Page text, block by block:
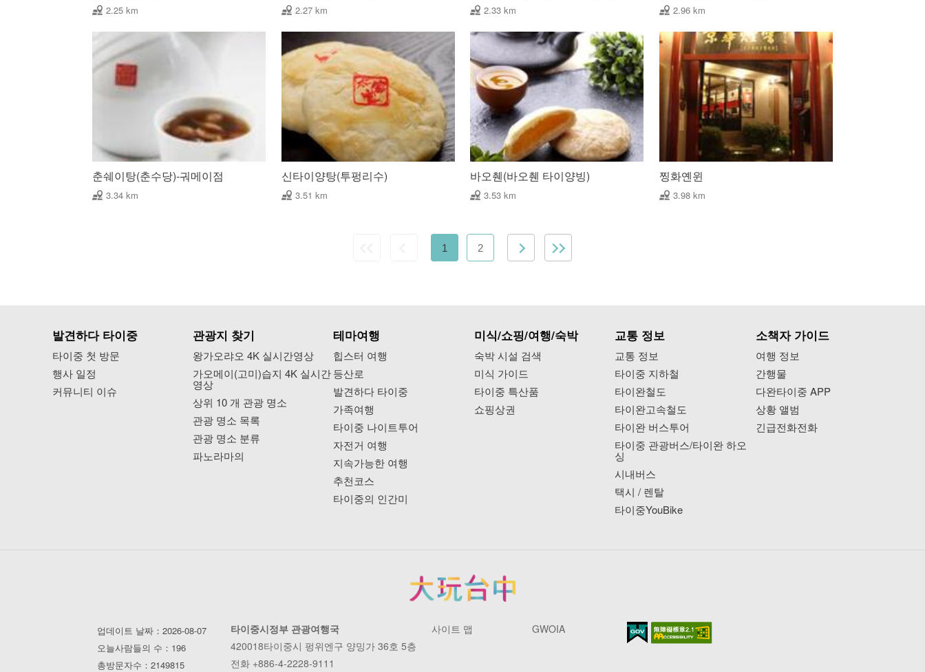
2.25 km 2.27 km 2.33 km 2.96 km
춘쉐이탕(춘수당)-궈메이점
3.34 km
신타이양탕(투펑리수)
3.51 km
바오췐(바오췐 타이양빙)
3.53 km
찡화옌윈
3.98 km
1 2
발견하다 타이중
타이중 첫 방문
행사 일정
커뮤니티 이슈
관광지 찾기
왕가오랴오 4K 실시간영상
가오메이(고미)습지 4K 실시간
영상
상위 10 개 관광 명소
관광 명소 목록
관광 명소 분류
파노라마의
테마여행
힙스터 여행
등산로
발견하다 타이중
가족여행
타이중 나이트투어
자전거 여행
지속가능한 여행
추천코스
타이중의 인간미
미식/쇼핑/여행/숙박
숙박 시설 검색
미식 가이드
타이중 특산품
쇼핑상권
교통 정보
교통 정보
타이중 지하철
타이완철도
타이완고속철도
타이완 버스투어
타이중 관광버스/타이완 하오
싱
시내버스
택시 / 렌탈
타이중YouBike
소책자 가이드
여행 정보
간행물
다완타이중 APP
상황 앨범
긴급전화전화
업데이트 날짜：2026-08-07
오늘사람들의 수：196
총방문자수：2149815
타이중시정부 관광여행국
420018타이중시 펑위엔구 양밍가 36호 5층
전화 +886-4-2228-9111
사이트 맵 GWOIA